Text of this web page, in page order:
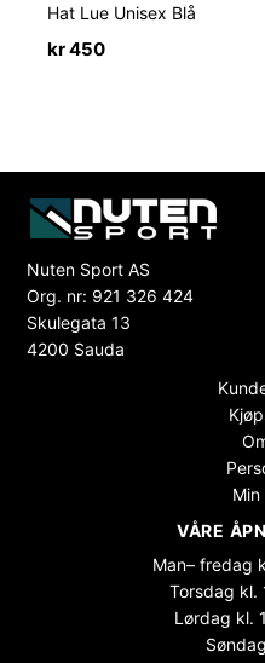
Hat Lue Unisex Blå
kr450
Nuten Sport AS
Org. nr: 921 326 424
Skulegata 13
4200 Sauda
VÅRE
Man– fredag
Torsdag kl.
Lørdag kl.